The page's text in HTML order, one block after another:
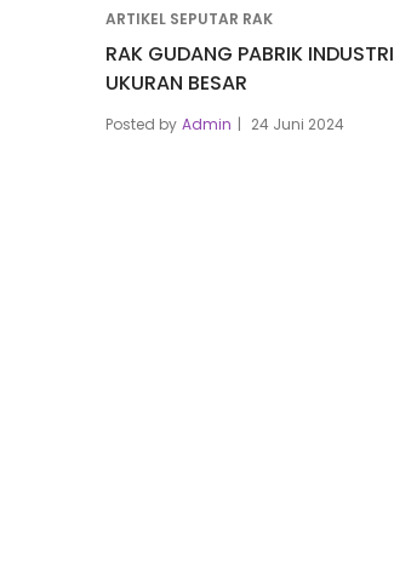
ARTIKEL SEPUTAR RAK
RAK GUDANG PABRIK INDUSTRI
UKURAN BESAR
Posted by Admin 24 Juni 2024